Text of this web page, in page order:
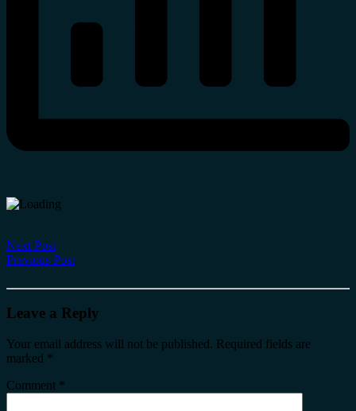
Next Post
Previous Post
Leave a Reply
Your email address will not be published. Required fields are
marked *
Comment *